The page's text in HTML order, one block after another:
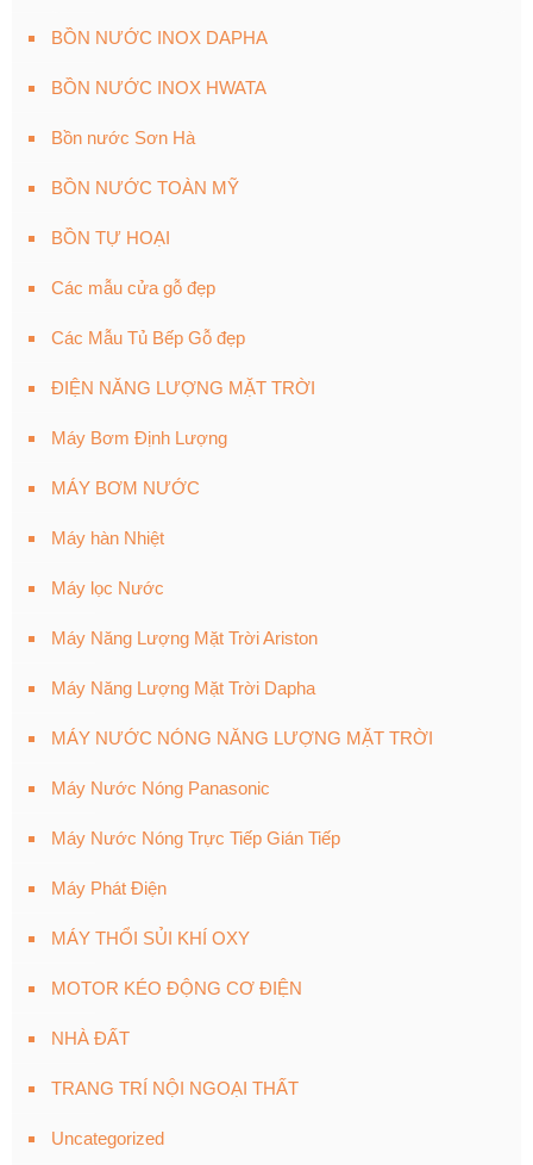
BỒN NƯỚC INOX DAPHA
BỒN NƯỚC INOX HWATA
Bồn nước Sơn Hà
BỒN NƯỚC TOÀN MỸ
BỒN TỰ HOẠI
Các mẫu cửa gỗ đẹp
Các Mẫu Tủ Bếp Gỗ đẹp
ĐIỆN NĂNG LƯỢNG MẶT TRỜI
Máy Bơm Định Lượng
MÁY BƠM NƯỚC
Máy hàn Nhiệt
Máy lọc Nước
Máy Năng Lượng Mặt Trời Ariston
Máy Năng Lượng Mặt Trời Dapha
MÁY NƯỚC NÓNG NĂNG LƯỢNG MẶT TRỜI
Máy Nước Nóng Panasonic
Máy Nước Nóng Trực Tiếp Gián Tiếp
Máy Phát Điện
MÁY THỔI SỦI KHÍ OXY
MOTOR KÉO ĐỘNG CƠ ĐIỆN
NHÀ ĐẤT
TRANG TRÍ NỘI NGOẠI THẤT
Uncategorized